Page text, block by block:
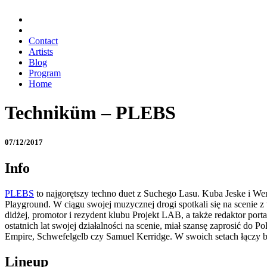
Contact
Artists
Blog
Program
Home
Techniküm – PLEBS
07/12/2017
Info
PLEBS to najgorętszy techno duet z Suchego Lasu. Kuba Jeske i
Playground. W ciągu swojej muzycznej drogi spotkali się na
didżej, promotor i rezydent klubu Projekt LAB, a także redaktor
ostatnich lat swojej działalności na scenie, miał szansę zaprosić
Empire, Schwefelgelb czy Samuel Kerridge. W swoich setach
Lineup